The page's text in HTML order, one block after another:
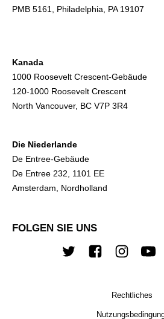
PMB 5161, Philadelphia, PA 19107
Kanada
1000 Roosevelt Crescent-Gebäude
120-1000 Roosevelt Crescent
North Vancouver, BC V7P 3R4
Die Niederlande
De Entree-Gebäude
De Entree 232, 1101 EE
Amsterdam, Nordholland
FOLGEN SIE UNS
TwitterFacebook
Rechtliches